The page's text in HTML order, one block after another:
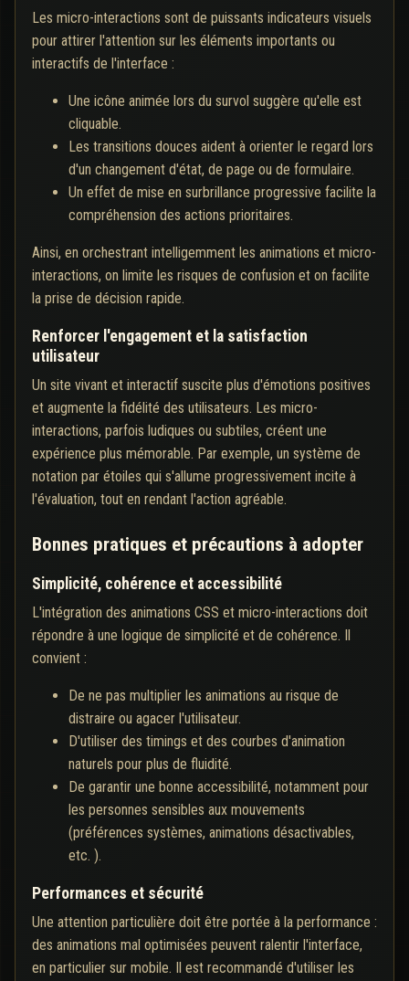
Les micro-interactions sont de puissants indicateurs visuels
pour attirer l'attention sur les éléments importants ou
interactifs de l'interface :
Une icône animée lors du survol suggère qu'elle est
cliquable.
Les transitions douces aident à orienter le regard lors
d'un changement d'état, de page ou de formulaire.
Un effet de mise en surbrillance progressive facilite la
compréhension des actions prioritaires.
Ainsi, en orchestrant intelligemment les animations et micro-
interactions, on limite les risques de confusion et on facilite
la prise de décision rapide.
Renforcer l'engagement et la satisfaction
utilisateur
Un site vivant et interactif suscite plus d'émotions positives
et augmente la fidélité des utilisateurs. Les micro-
interactions, parfois ludiques ou subtiles, créent une
expérience plus mémorable. Par exemple, un système de
notation par étoiles qui s'allume progressivement incite à
l'évaluation, tout en rendant l'action agréable.
Bonnes pratiques et précautions à adopter
Simplicité, cohérence et accessibilité
L'intégration des animations CSS et micro-interactions doit
répondre à une logique de simplicité et de cohérence. Il
convient :
De ne pas multiplier les animations au risque de
distraire ou agacer l'utilisateur.
D'utiliser des timings et des courbes d'animation
naturels pour plus de fluidité.
De garantir une bonne accessibilité, notamment pour
les personnes sensibles aux mouvements
(préférences systèmes, animations désactivables,
etc. ).
Performances et sécurité
Une attention particulière doit être portée à la performance :
des animations mal optimisées peuvent ralentir l'interface,
en particulier sur mobile. Il est recommandé d'utiliser les